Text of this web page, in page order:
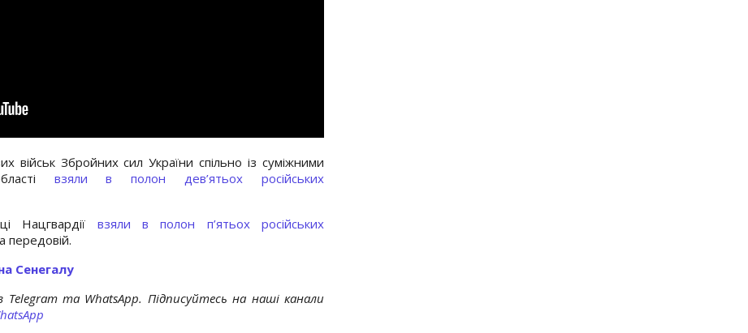
військ Збройних сил України спільно із суміжними
взяли в полон дев’ятьох російських
Нацгвардії взяли в полон п’ятьох російських
передовій.
Сенегалу
Telegram та WhatsApp. Підписуйтесь на наші канали